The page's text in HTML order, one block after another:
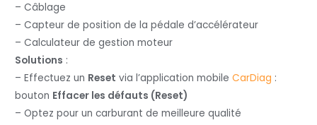
– Câblage
– Capteur de position de la pédale d’accélérateur
– Calculateur de gestion moteur
Solutions :
– Effectuez un Reset via l’application mobileCarDiag :
bouton Effacer les défauts (Reset)
– Optez pour un carburant de meilleure qualité